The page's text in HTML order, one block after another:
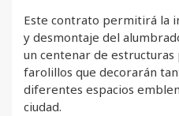
Este contrato permitirá la
y desmontaje del
un centenar de
farolillos que decorarán
diferentes espacios
ciudad.